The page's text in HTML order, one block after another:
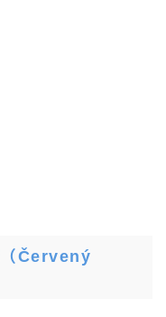
（Červený